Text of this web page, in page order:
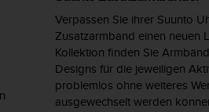
Verpassen Sie ihrer Suunto
Zusatzarmband einen neuen
Kollektion finden Sie
Designs für die jeweiligen
problemlos ohne weiteres
ausgewechselt werden